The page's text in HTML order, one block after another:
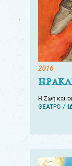
2016
Η Ζωή και
ΘΕΑΤΡΟ